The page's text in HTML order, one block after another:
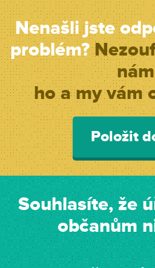
Nenašli jste
problém?
nám
ho a my vám
Položit
Souhlasíte, že
občanům